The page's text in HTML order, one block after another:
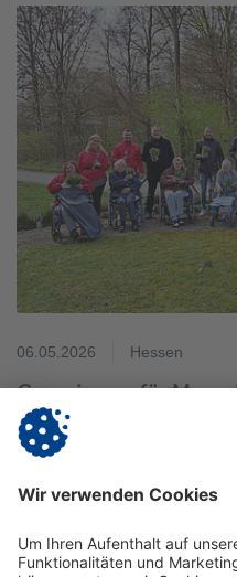
06.05.2026 Hessen
Gemeinsam für
Vergissmeinnicht-
der Stadtverwaltung und
Angehörigen…